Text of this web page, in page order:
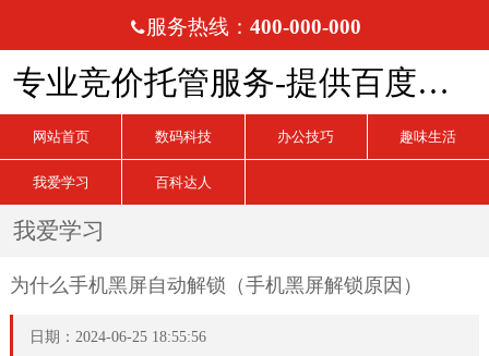
服务热线： 400-000-000
专业竞价托管服务-提供百度、搜狗、360竞价托管服务
网站首页 数码科技 办公技巧 趣味生活
我爱学习 百科达人
我爱学习
为什么手机黑屏自动解锁（手机黑屏解锁原因）
日期：2024-06-25 18:55:56